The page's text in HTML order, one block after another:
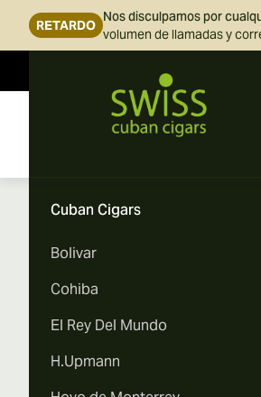
RETARDO
Nos disculpamos por
volumen de llamadas y
Cuban Cigars
Bolivar
Cohiba
El Rey Del Mundo
H.Upmann